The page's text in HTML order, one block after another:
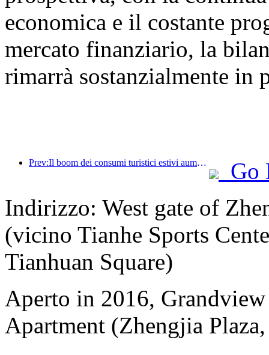
economica e il costante
mercato finanziario, la
rimarrà sostanzialmente in
Prev:Il boom dei consumi turistici estivi aumenta, il mercato del turismo culturale si innova e si aggiorna
Go
Indirizzo: West gate of
(vicino Tianhe Sports
Tianhuan Square)
Aperto in 2016,
Apartment (Zhengjia